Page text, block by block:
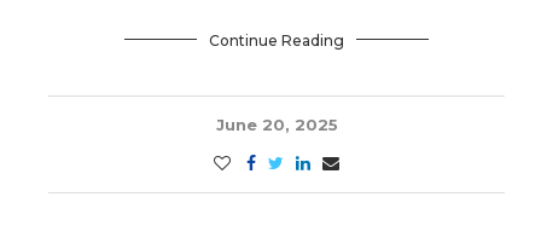
Continue Reading
June 20, 2025